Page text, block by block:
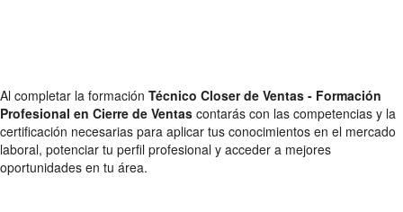
Al completar la formación Técnico Closer de Ventas - Formación
Profesional en Cierre de Ventas contarás con las competencias y la
certificación necesarias para aplicar tus conocimientos en el mercado
laboral, potenciar tu perfil profesional y acceder a mejores
oportunidades en tu área.